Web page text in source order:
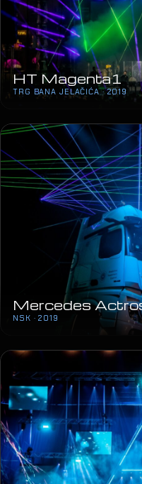
HT Magenta1
TRG BANA JELAČIĆA · 2019
Mercedes
NSK · 2019